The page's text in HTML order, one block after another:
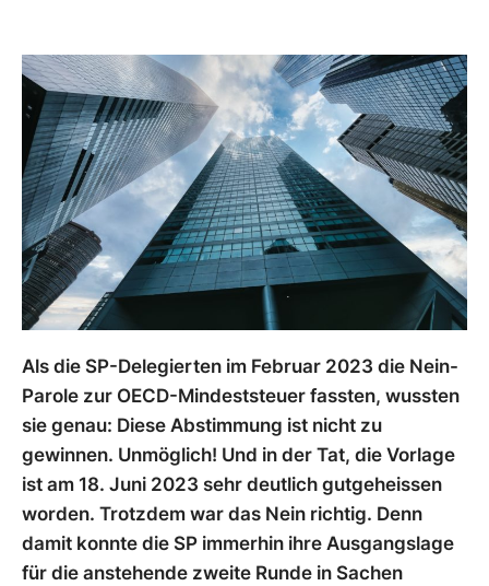
Als die SP-Delegierten im Februar 2023 die Nein-
Parole zur OECD-Mindeststeuer fassten, wussten
sie genau: Diese Abstimmung ist nicht zu
gewinnen. Unmöglich! Und in der Tat, die Vorlage
ist am 18. Juni 2023 sehr deutlich gutgeheissen
worden. Trotzdem war das Nein richtig. Denn
damit konnte die SP immerhin ihre Ausgangslage
für die anstehende zweite Runde in Sachen